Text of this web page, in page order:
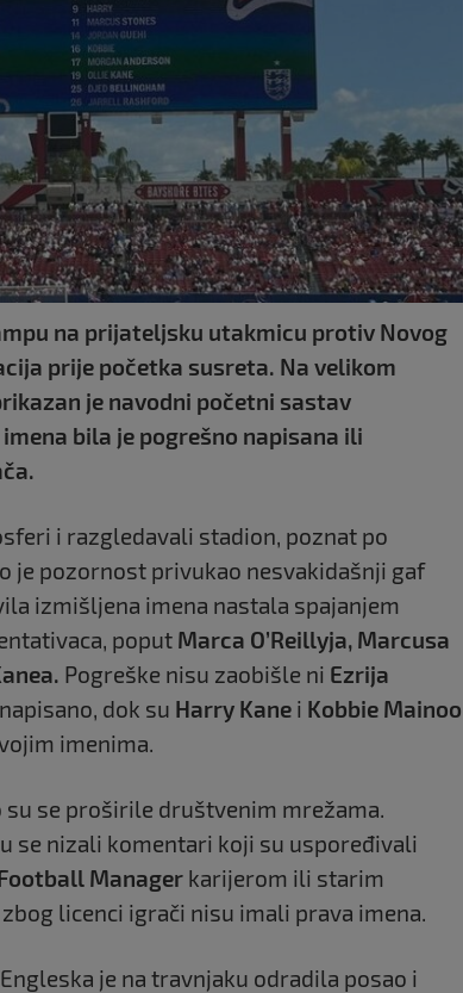
na prijateljsku utakmicu protiv Novog
prije početka susreta. Na velikom
je navodni početni sastav
bila je pogrešno napisana ili
i razgledavali stadion, poznat po
je pozornost privukao nesvakidašnji gaf
izmišljena imena nastala spajanjem
poput Marca O’Reillyja, Marcusa
Pogreške nisu zaobišle ni Ezrija
dok su Harry Kane i Kobbie Mainoo
imenima.
se proširile društvenim mrežama.
se nizali komentari koji su uspoređivali
Manager karijerom ili starim
licenci igrači nisu imali prava imena.
je na travnjaku odradila posao i